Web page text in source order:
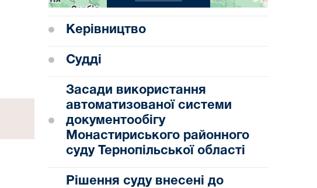
Керівництво
Судді
Засади використання
автоматизованої системи
документообігу
Монастириського районного
суду Тернопільської області
Рішення суду внесені до